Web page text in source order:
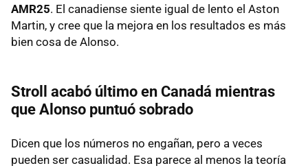
AMR25. El canadiense siente igual de lento el Aston
Martin, y cree que la mejora en los resultados es más
bien cosa de Alonso.
Stroll acabó último en Canadá mientras
que Alonso puntuó sobrado
Dicen que los números no engañan, pero a veces
pueden ser casualidad. Esa parece al menos la teoría